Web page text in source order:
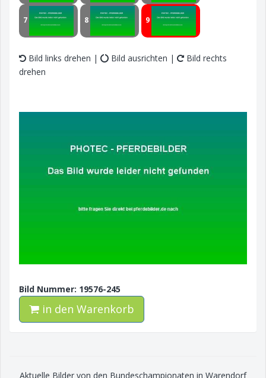
7 8 9
Bild links drehen | Bild ausrichten |
Bild rechts
drehen
Bild Nummer: 19576-245
in den Warenkorb
Aktuelle Bilder von den Bundeschampionaten in Warendorf